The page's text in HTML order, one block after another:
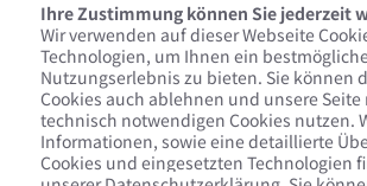
Kontaktformular
Vorname
Ihre Zustimmung können Sie jederzeit
Wir verwenden auf dieser Webseite
Technologien, um Ihnen ein
Nutzungserlebnis zu bieten. Sie können
Cookies auch ablehnen und unsere
technisch notwendigen Cookies nutzen.
Informationen, sowie eine detaillierte
Cookies und eingesetzten Technologien